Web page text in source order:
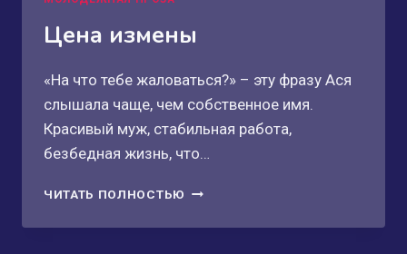
Цена измены
«На что тебе жаловаться?» – эту фразу Ася
слышала чаще, чем собственное имя.
Красивый муж, стабильная работа,
безбедная жизнь, что…
ЧИТАТЬ ПОЛНОСТЬЮ ЦЕНА